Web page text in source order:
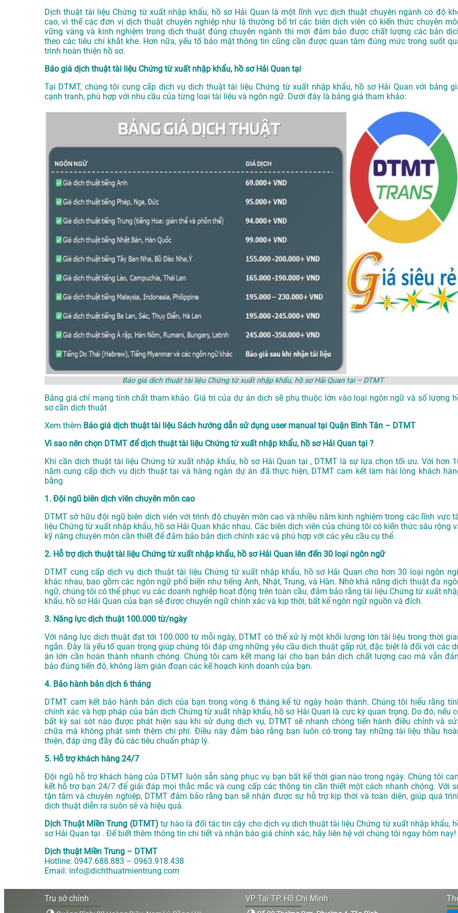
Dịch thuật tài liệu Chứng từ xuất nhập khẩu, hồ sơ Hải Quan là một lĩnh vực dịch thuật chuyên ngành có độ
cao, vì thế các đơn vị dịch thuật chuyên nghiệp như là thường bố trí các biên dịch viên có kiến thức chuyên
vững vàng và kinh nghiệm trong dịch thuật đúng chuyên ngành thì mới đảm bảo được chất lượng các bản
theo các tiêu chí khắt khe. Hơn nữa, yếu tố bảo mật thông tin cũng cần được quan tâm đúng mức trong suốt
trình hoàn thiện hồ sơ.
Báo giá dịch thuật tài liệu Chứng từ xuất nhập khẩu, hồ sơ Hải Quan tại
Tại DTMT, chúng tôi cung cấp dịch vụ dịch thuật tài liệu Chứng từ xuất nhập khẩu, hồ sơ Hải Quan với bảng
cạnh tranh, phù hợp với nhu cầu của từng loại tài liệu và ngôn ngữ. Dưới đây là bảng giá tham khảo:
Báo giá dịch thuật tài liệu Chứng từ xuất nhập khẩu, hồ sơ Hải Quan tại – DTMT
Bảng giá chỉ mang tính chất tham khảo. Giá trị của dự án dịch sẽ phụ thuộc lớn vào loại ngôn ngữ và số lượng
sơ cần dịch thuật
Xem thêm Báo giá dịch thuật tài liệu Sách hướng dẫn sử dụng user manual tại Quận Bình Tân – DTMT
Vì sao nên chọn DTMT để dịch thuật tài liệu Chứng từ xuất nhập khẩu, hồ sơ Hải Quan tại ?
Khi cần dịch thuật tài liệu Chứng từ xuất nhập khẩu, hồ sơ Hải Quan tại , DTMT là sự lựa chọn tối ưu. Với hơn
năm cung cấp dịch vụdịch thuật tại và hàng ngàn dự án đã thực hiện, DTMT cam kết làm hài lòng khách
bằng
1. Đội ngũ biên dịch viên chuyên môn cao
DTMT sở hữu đội ngũ biên dịch viên với trình độ chuyên môn cao và nhiều năm kinh nghiệm trong các lĩnh vực
liệu Chứng từ xuất nhập khẩu, hồ sơ Hải Quan khác nhau. Các biên dịch viên của chúng tôi có kiến thức sâu rộng
kỹ năng chuyên môn cần thiết để đảm bảo bản dịch chính xác và phù hợp với các yêu cầu cụ thể.
2. Hỗ trợ dịch thuật tài liệu Chứng từ xuất nhập khẩu, hồ sơ Hải Quan lên đến 30 loại ngôn ngữ
DTMT cung cấp dịch vụ dịch thuật tài liệu Chứng từ xuất nhập khẩu, hồ sơ Hải Quan cho hơn 30 loại ngôn
khác nhau, bao gồm các ngôn ngữ phổ biến như tiếng Anh, Nhật, Trung, và Hàn. Nhờ khả năng dịch thuật đa
ngữ, chúng tôi có thể phục vụ các doanh nghiệp hoạt động trên toàn cầu, đảm bảo rằng tài liệu Chứng từ xuất
khẩu, hồ sơ Hải Quan của bạn sẽ được chuyển ngữ chính xác và kịp thời, bất kể ngôn ngữ nguồn và đích.
3. Năng lực dịch thuật 100.000 từ/ngày
Với năng lực dịch thuật đạt tới 100.000 từ mỗi ngày, DTMT có thể xử lý một khối lượng lớn tài liệu trong thời
ngắn. Đây là yếu tố quan trọng giúp chúng tôi đáp ứng những yêu cầu dịch thuật gấp rút, đặc biệt là đối với các
án lớn cần hoàn thành nhanh chóng. Chúng tôi cam kết mang lại cho bạn bản dịch chất lượng cao mà vẫn
bảo đúng tiến độ, không làm gián đoạn các kế hoạch kinh doanh của bạn.
4. Bảo hành bản dịch 6 tháng
DTMT cam kết bảo hành bản dịch của bạn trong vòng 6 tháng kể từ ngày hoàn thành. Chúng tôi hiểu rằng
chính xác và hợp pháp của bản dịch Chứng từ xuất nhập khẩu, hồ sơ Hải Quan là cực kỳ quan trọng. Do đó, nếu
bất kỳ sai sót nào được phát hiện sau khi sử dụng dịch vụ, DTMT sẽ nhanh chóng tiến hành điều chỉnh và
chữa mà không phát sinh thêm chi phí. Điều này đảm bảo rằng bạn luôn có trong tay những tài liệu thầu
thiện, đáp ứng đầy đủ các tiêu chuẩn pháp lý.
5. Hỗ trợ khách hàng 24/7
Đội ngũ hỗ trợ khách hàng của DTMT luôn sẵn sàng phục vụ bạn bất kể thời gian nào trong ngày. Chúng tôi
kết hỗ trợ bạn 24/7 để giải đáp mọi thắc mắc và cung cấp các thông tin cần thiết một cách nhanh chóng. Với
tận tâm và chuyên nghiệp, DTMT đảm bảo rằng bạn sẽ nhận được sự hỗ trợ kịp thời và toàn diện, giúp quá
dịch thuật diễn ra suôn sẻ và hiệu quả.
Dịch Thuật Miền Trung (DTMT) tự hào là đối tác tin cậy cho dịch vụ dịch thuật tài liệu Chứng từ xuất nhập khẩu,
sơ Hải Quan tại . Để biết thêm thông tin chi tiết và nhận báo giá chính xác, hãy liên hệ với chúng tôi ngay hôm nay!
Dịch thuật Miền Trung – DTMT
Hotline: 0947.688.883 – 0963.918.438
Email: info@dichthuatmientrung.com
Trụ sở chính VP Tại TP. Hồ Chí Minh